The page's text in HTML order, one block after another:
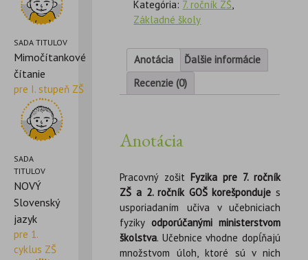
SADA TITULOV
Mimočítankové
čítanie
pre I. stupeň ZŠ
SADA
TITULOV
NOVÝ
Slovenský
jazyk
pre 1.
cyklus ZŠ
Kategória: 7. ročník ZŠ
Základné školy
Anotácia
Ďalšie informácie
Recenzie (0)
Anotácia
Pracovný zošit Fyzika pre 7. ročník
ZŠ a 2. ročník GOŠ korešponduje s
usporiadaním učiva v učebniciach
fyziky odporúčanými ministerstvom
školstva. Učebnice vhodne dopĺňajú
množstvom úloh, ktoré sú v nich